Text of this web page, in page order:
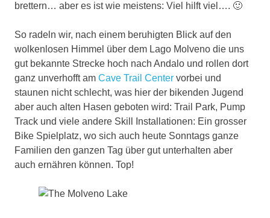
brettern… aber es ist wie meistens: Viel hilft viel…. 🙂
So radeln wir, nach einem beruhigten Blick auf den
wolkenlosen Himmel über dem Lago Molveno die uns
gut bekannte Strecke hoch nach Andalo und rollen dort
ganz unverhofft am Cave Trail Center vorbei und
staunen nicht schlecht, was hier der bikenden Jugend
aber auch alten Hasen geboten wird: Trail Park, Pump
Track und viele andere Skill Installationen: Ein grosser
Bike Spielplatz, wo sich auch heute Sonntags ganze
Familien den ganzen Tag über gut unterhalten aber
auch ernähren können. Top!